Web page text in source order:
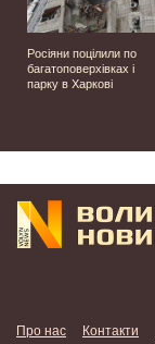
Росіяни поцілили по
багатоповерхівках і
парку в Харкові
Про нас
Контакти